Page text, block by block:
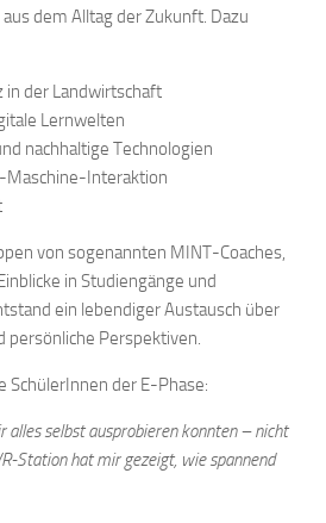
dem Alltag der Zukunft. Dazu
in der Landwirtschaft
Lernwelten
nachhaltige Technologien
Maschine-Interaktion
von sogenannten MINT-Coaches,
in Studiengänge und
ein lebendiger Austausch über
Perspektiven.
SchülerInnen der E-Phase:
alles selbst ausprobieren konnten – nicht
Station hat mir gezeigt, wie spannend